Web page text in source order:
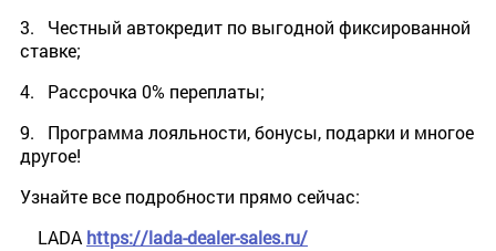
3. Честный автокредит по выгодной фиксированной
ставке;
4. Рассрочка 0% переплаты;
9. Программа лояльности, бонусы, подарки и многое
другое!
Узнайте все подробности прямо сейчас:
LADA https://lada-dealer-sales.ru/